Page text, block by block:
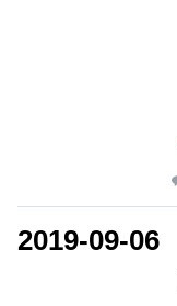
2019-09-06